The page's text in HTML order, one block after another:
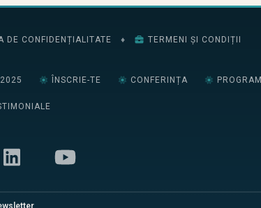
DE CONFIDENȚIALITATE ♦ TERMENI ȘI CONDIȚII
ÎNSCRIE-TE CONFERINȚA PROGRAM